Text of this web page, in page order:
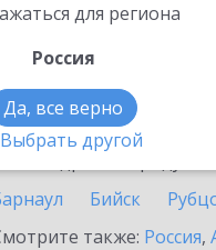
для региона
Россия
Да, все верно
Выбрать другой
Заринске
Ознакомьтесь с
Бийск
также: Россия,